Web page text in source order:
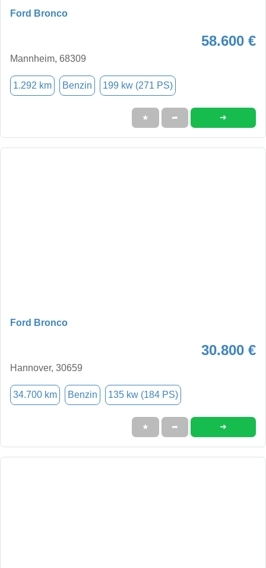
Ford Bronco
58.600 €
Mannheim, 68309
1.292 km Benzin 199 kw (271 PS)
★ ➦ ➜
Ford Bronco
30.800 €
Hannover, 30659
34.700 km Benzin 135 kw (184 PS)
★ ➦ ➜